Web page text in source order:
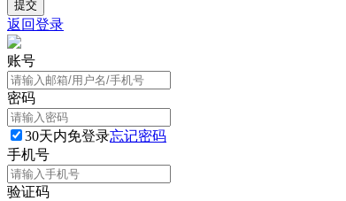
返回登录
账号
密码
30天内免登录忘记密码
手机号
验证码